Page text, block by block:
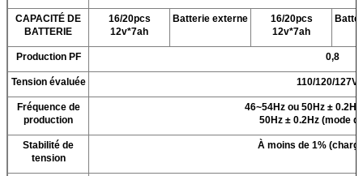
CAPACITÉ DE
BATTERIE
16/20pcs
12v*7ah
Batterie externe
16/20pcs
12v*7ah
Production PF 0,8
Tension évaluée 110/120/
Fréquence de
production
46~54Hz ou 50Hz ±
50Hz ± 0.2Hz (mode
Stabilité de
tension
À moins de 1%